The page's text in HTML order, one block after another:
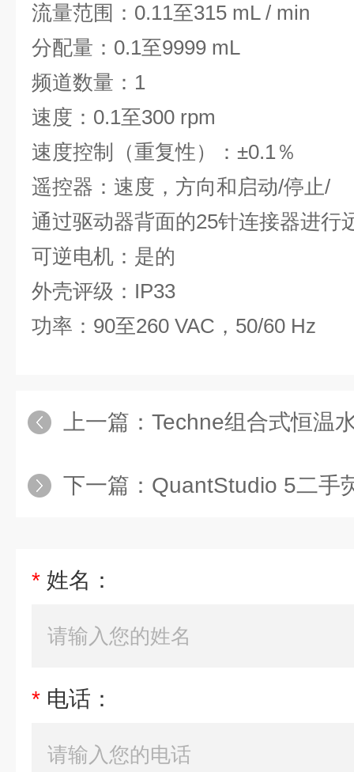
流量范围：0.11至315 mL / min
分配量：0.1至9999 mL
频道数量：1
速度：0.1至300 rpm
速度控制（重复性）：±0.1％
遥控器：速度，方向和启动/停止/
通过驱动器背面的25针连接器进行
可逆电机：是的
外壳评级：IP33
功率：90至260 VAC，50/60 Hz
上一篇： Techne组合式恒温
下一篇： QuantStudio 5二手
* 姓名：
* 电话：